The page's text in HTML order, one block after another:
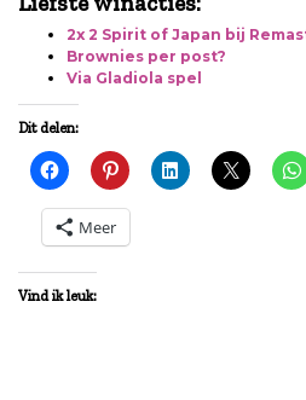
2x 2 Spirit of Japan bij
Brownies per post?
Via Gladiola spel
Dit delen:
Meer
Vind ik leuk: